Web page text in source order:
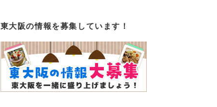
東大阪の情報を募集しています！